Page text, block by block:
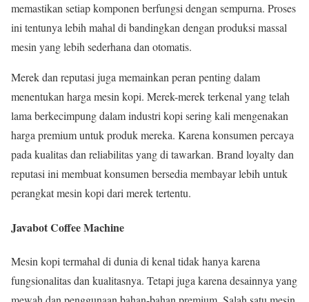
memastikan setiap komponen berfungsi dengan sempurna. Proses
ini tentunya lebih mahal di bandingkan dengan produksi massal
mesin yang lebih sederhana dan otomatis.
Merek dan reputasi juga memainkan peran penting dalam
menentukan harga mesin kopi. Merek-merek terkenal yang telah
lama berkecimpung dalam industri kopi sering kali mengenakan
harga premium untuk produk mereka. Karena konsumen percaya
pada kualitas dan reliabilitas yang di tawarkan. Brand loyalty dan
reputasi ini membuat konsumen bersedia membayar lebih untuk
perangkat mesin kopi dari merek tertentu.
Javabot Coffee Machine
Mesin kopi termahal di dunia di kenal tidak hanya karena
fungsionalitas dan kualitasnya. Tetapi juga karena desainnya yang